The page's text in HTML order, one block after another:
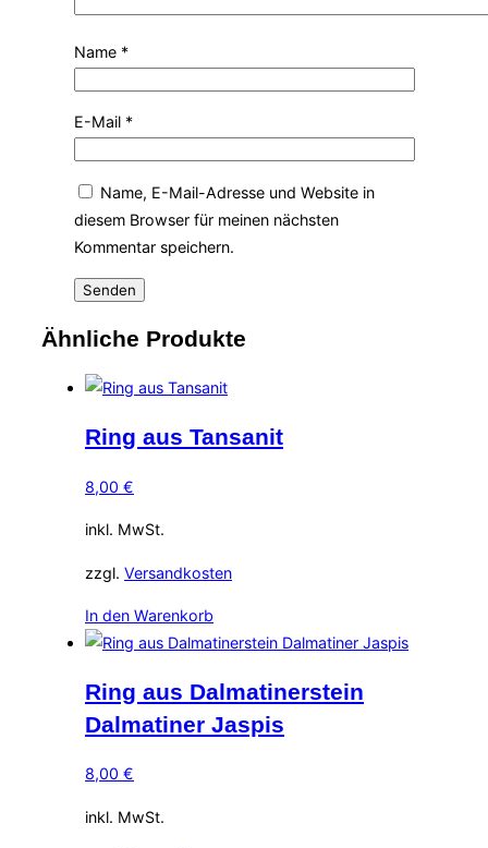
Name *
E-Mail *
Name, E-Mail-Adresse und Website in
diesem Browser für meinen nächsten
Kommentar speichern.
Ähnliche Produkte
Ring aus Tansanit
8,00 €
inkl. MwSt.
zzgl. Versandkosten
In den Warenkorb
Ring aus Dalmatinerstein
Dalmatiner Jaspis
8,00 €
inkl. MwSt.